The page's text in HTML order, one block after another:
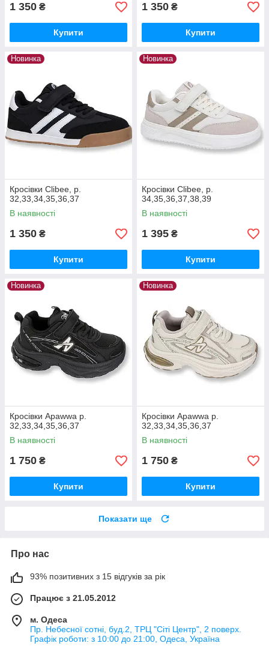
1 350 ₴
Купити
1 350 ₴
Купити
Новинка
Кросівки Clibee, р.
32,33,34,35,36,37
В наявності
1 350 ₴
Купити
Новинка
Кросівки Clibee, р.
34,35,36,37,38,39
В наявності
1 395 ₴
Купити
Новинка
Кросівки Apawwa р.
32,33,34,35,36,37
В наявності
1 750 ₴
Купити
Новинка
Кросівки Apawwa р.
32,33,34,35,36,37
В наявності
1 750 ₴
Купити
Показати ще
Про нас
93% позитивних з 15 відгуків за рік
Працює з 21.05.2012
м. Одеса
Пр. Небесної сотні, буд.2, ТРЦ "Сіті Центр", 2 поверх.
Графік роботи: з 10:00 до 21:00, Одеса, Україна